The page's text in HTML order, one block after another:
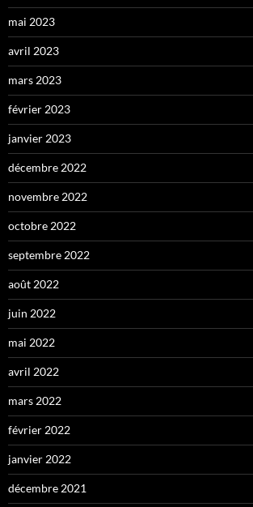
mai 2023
avril 2023
mars 2023
février 2023
janvier 2023
décembre 2022
novembre 2022
octobre 2022
septembre 2022
août 2022
juin 2022
mai 2022
avril 2022
mars 2022
février 2022
janvier 2022
décembre 2021